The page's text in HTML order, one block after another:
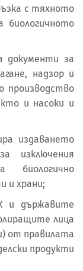
с тяхното
биологичното
документи за
надзор и
производство
и насоки и
издаването
изключения
биологично
и храни;
и държавите
лица
от правилата
продукти